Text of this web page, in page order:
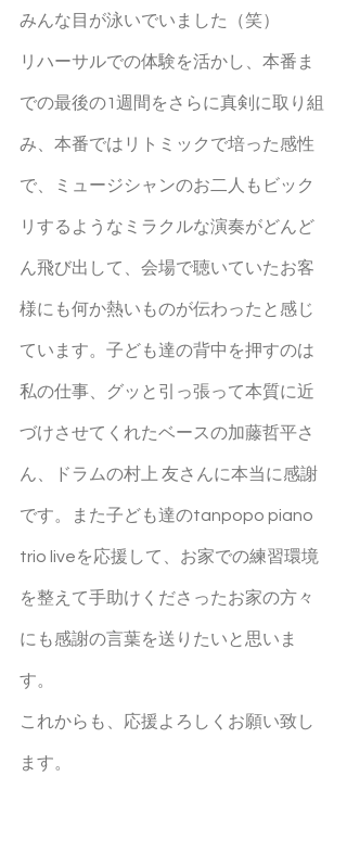
みんな目が泳いでいました（笑）
リハーサルでの体験を活かし、本番ま
での最後の1週間をさらに真剣に取り組
み、本番ではリトミックで培った感性
で、ミュージシャンのお二人もビック
リするようなミラクルな演奏がどんど
ん飛び出して、会場で聴いていたお客
様にも何か熱いものが伝わったと感じ
ています。子ども達の背中を押すのは
私の仕事、グッと引っ張って本質に近
づけさせてくれたベースの加藤哲平さ
ん、ドラムの村上 友さんに本当に感謝
です。また子ども達のtanpopo piano
trio liveを応援して、お家での練習環境
を整えて手助けくださったお家の方々
にも感謝の言葉を送りたいと思いま
す。
これからも、応援よろしくお願い致し
ます。